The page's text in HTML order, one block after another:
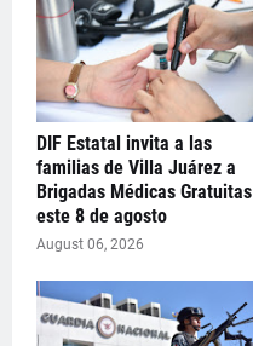
DIF Estatal invita a las
familias de Villa Juárez a
Brigadas Médicas Gratuitas
este 8 de agosto
August 06, 2026